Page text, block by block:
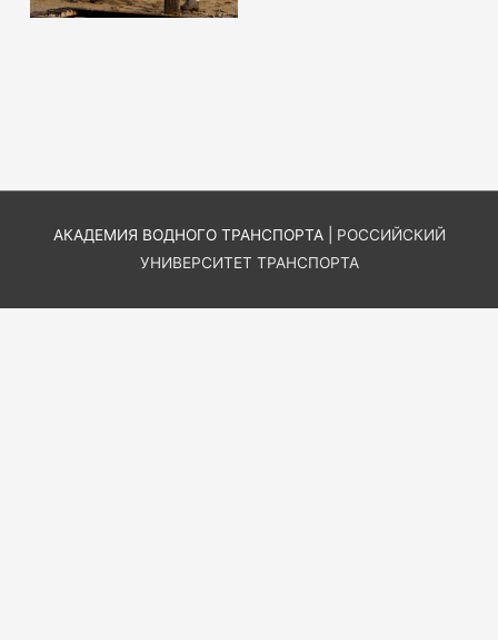
АКАДЕМИЯ ВОДНОГО ТРАНСПОРТА | РОССИЙСКИЙ
УНИВЕРСИТЕТ ТРАНСПОРТА